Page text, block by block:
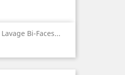
Bi-Faces...